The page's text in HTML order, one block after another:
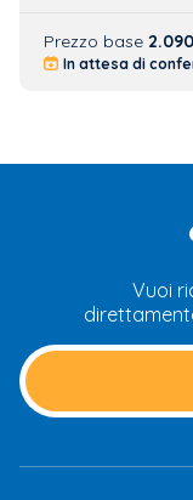
Prezzo base
In attesa di
Vuoi